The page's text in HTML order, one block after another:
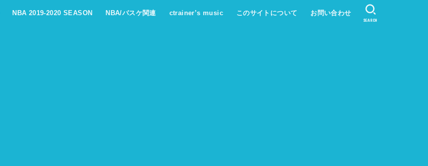
NBA 2019-2020 SEASON NBA/バスケ関連 ctrainer’s music このサイトについて お問い合わせ
SEARCH